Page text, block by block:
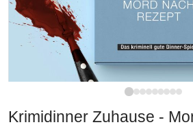
Krimidinner Zuhause -